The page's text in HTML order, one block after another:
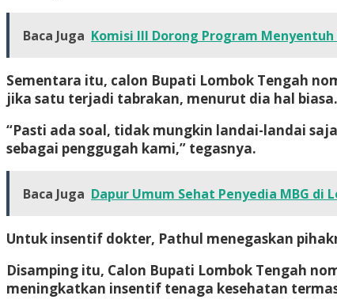
Baca Juga Komisi III Dorong Program
Sementara itu, calon Bupati Lombok Tengah
jika satu terjadi tabrakan, menurut dia hal
“Pasti ada soal, tidak mungkin landai-landai
sebagai penggugah kami,” tegasnya.
Baca Juga Dapur Umum Sehat Penyedia MBG di
Untuk insentif dokter, Pathul menegaskan
Disamping itu, Calon Bupati Lombok Tengah
meningkatkan insentif tenaga kesehatan